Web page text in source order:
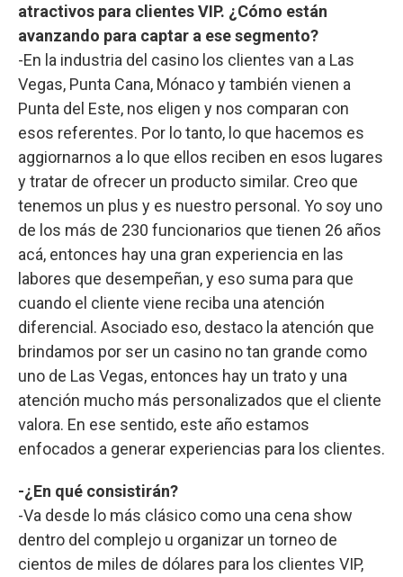
atractivos para clientes VIP. ¿Cómo están
avanzando para captar a ese segmento?
-En la industria del casino los clientes van a Las
Vegas, Punta Cana, Mónaco y también vienen a
Punta del Este, nos eligen y nos comparan con
esos referentes. Por lo tanto, lo que hacemos es
aggiornarnos a lo que ellos reciben en esos lugares
y tratar de ofrecer un producto similar. Creo que
tenemos un plus y es nuestro personal. Yo soy uno
de los más de 230 funcionarios que tienen 26 años
acá, entonces hay una gran experiencia en las
labores que desempeñan, y eso suma para que
cuando el cliente viene reciba una atención
diferencial. Asociado eso, destaco la atención que
brindamos por ser un casino no tan grande como
uno de Las Vegas, entonces hay un trato y una
atención mucho más personalizados que el cliente
valora. En ese sentido, este año estamos
enfocados a generar experiencias para los clientes.
-¿En qué consistirán?
-Va desde lo más clásico como una cena show
dentro del complejo u organizar un torneo de
cientos de miles de dólares para los clientes VIP,